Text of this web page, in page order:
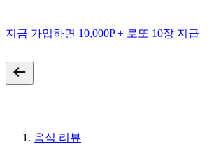
지금 가입하면 10,000P + 로또 10장 지급
음식 리뷰